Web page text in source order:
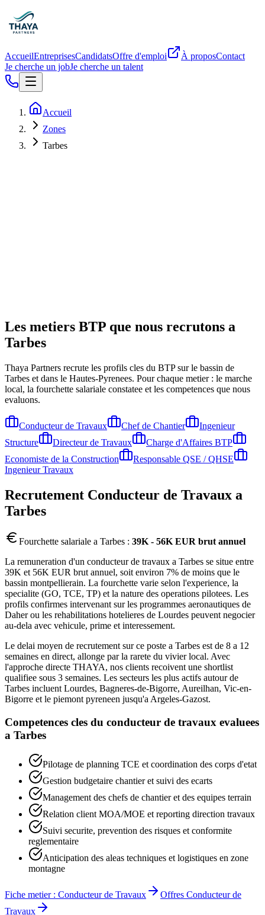
AccueilEntreprisesCandidatsOffre d'emploi À proposContact
Je cherche un jobJe cherche un talent
Accueil
Zones
Tarbes
Les metiers BTP que nous recrutons a
Tarbes
Thaya Partners recrute les profils cles du BTP sur le bassin de
Tarbes et dans le Hautes-Pyrenees. Pour chaque metier : le marche
local, la fourchette salariale constatee et les competences que nous
evaluons.
Conducteur de Travaux Chef de Chantier
Ingenieur
Structure
Directeur de Travaux
Charge d'Affaires BTP
Economiste de la Construction
Responsable QSE / QHSE
Ingenieur Travaux
Recrutement Conducteur de Travaux a
Tarbes
Fourchette salariale a Tarbes : 39K - 56K EUR brut annuel
La remuneration d'un conducteur de travaux a Tarbes se situe entre
39K et 56K EUR brut annuel, soit environ 7% de moins que le
bassin montpellierain. La fourchette varie selon l'experience, la
specialite (GO, TCE, TP) et la nature des operations pilotees. Les
profils confirmes intervenant sur les programmes aeronautiques de
Daher ou les rehabilitations hotelieres de Lourdes peuvent negocier
au-dela avec vehicule, prime et interessement.
Le delai moyen de recrutement sur ce poste a Tarbes est de 8 a 12
semaines en direct, allonge par la rarete du vivier local. Avec
l'approche directe THAYA, nos clients recoivent une shortlist
qualifiee sous 3 semaines. Les secteurs les plus actifs autour de
Tarbes incluent Lourdes, Bagneres-de-Bigorre, Aureilhan, Vic-en-
Bigorre et le piemont pyreneen jusqu'a Argeles-Gazost.
Competences cles du conducteur de travaux evaluees
a Tarbes
Pilotage de planning TCE et coordination des corps d'etat
Gestion budgetaire chantier et suivi des ecarts
Management des chefs de chantier et des equipes terrain
Relation client MOA/MOE et reporting direction travaux
Suivi securite, prevention des risques et conformite
reglementaire
Anticipation des aleas techniques et logistiques en zone
montagne
Fiche metier : Conducteur de Travaux Offres Conducteur de
Travaux